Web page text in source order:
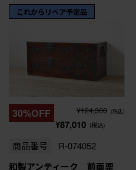
これからリペア予定品
30%OFF ¥124,300 (税込)
¥87,010 (税込)
商品番号 R-074052
和製アンティーク 前面栗